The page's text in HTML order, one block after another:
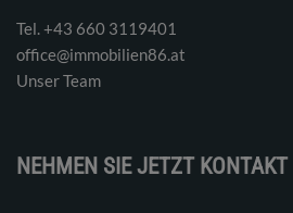
Tel. ‭+43 660 3119401‬
office@immobilien86.at
Unser Team
NEHMEN SIE JETZT